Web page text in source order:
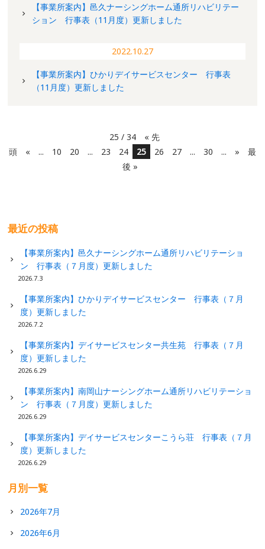
【事業所案内】邑久ナーシングホーム通所リハビリテー
ション 行事表（11月度）更新しました
2022.10.27
【事業所案内】ひかりデイサービスセンター 行事表
（11月度）更新しました
25 / 34
« 先
頭
« ... 10 20 ... 23 24 25 26 27 ... 30 ... »
最
後 »
最近の投稿
【事業所案内】邑久ナーシングホーム通所リハビリテーショ
ン 行事表（７月度）更新しました
2026.7.3
【事業所案内】ひかりデイサービスセンター 行事表（７月
度）更新しました
2026.7.2
【事業所案内】デイサービスセンター共生苑 行事表（７月
度）更新しました
2026.6.29
【事業所案内】南岡山ナーシングホーム通所リハビリテーショ
ン 行事表（７月度）更新しました
2026.6.29
【事業所案内】デイサービスセンターこうら荘 行事表（７月
度）更新しました
2026.6.29
月別一覧
2026年7月
2026年6月